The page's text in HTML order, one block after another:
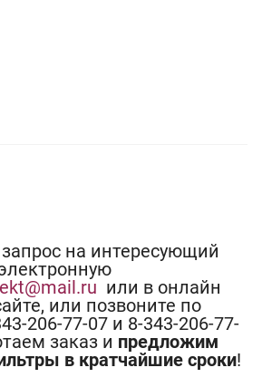
на интересующий
или в онлайн
или позвоните по
206-77-07 и 8-343-206-77-
заказ и предложим
в кратчайшие сроки!